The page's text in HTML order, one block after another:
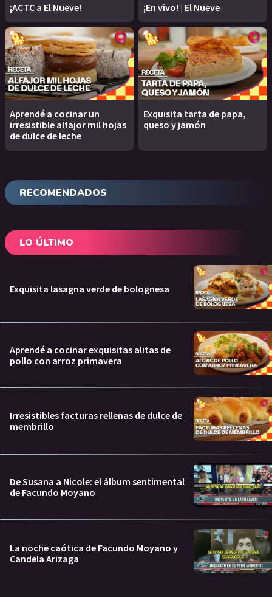
¡ACTC a El Nueve! ¡En vivo! | El Nueve
Aprendé a cocinar un
irresistible alfajor mil hojas
de dulce de leche
Exquisita tarta de papa,
queso y jamón
RECOMENDADOS
LO ÚLTIMO
Exquisita lasagna verde de bolognesa
Aprendé a cocinar exquisitas alitas de
pollo con arroz primavera
Irresistibles facturas rellenas de dulce de
membrillo
De Susana a Nicole: el álbum sentimental
de Facundo Moyano
La noche caótica de Facundo Moyano y
Candela Arizaga